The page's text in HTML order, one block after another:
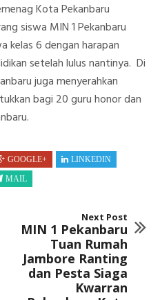
Kota Pekanbaru
siswa MIN 1 Pekanbaru
kelas 6 dengan harapan
setelah lulus nantinya. Di
juga menyerahkan
bagi 20 guru honor dan
GOOGLE+
LINKEDIN
MAIL
Next Post
MIN 1 Pekanbaru
Tuan Rumah
Jambore Ranting
dan Pesta Siaga
Kwarran